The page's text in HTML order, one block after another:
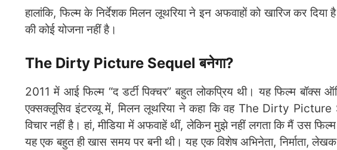
हालांकि, फिल्म के निर्देशक मिलन लूथरिया ने इन अफवाहों को खारिज कर
की कोई योजना नहीं है।
The Dirty Picture Sequel बनेगा?
2011 में आई फिल्म “द डर्टी पिक्चर” बहुत लोकप्रिय थी। यह फिल्म
एक्सक्लूसिव इंटरव्यू में, मिलन लूथरिया ने कहा कि वह The Dirty Picture
विचार नहीं है। हां, मीडिया में अफवाहें थीं, लेकिन मुझे नहीं लगता कि मैं उस
यह एक बहुत ही खास समय पर बनी थी। यह एक विशेष अभिनेता, निर्माता,